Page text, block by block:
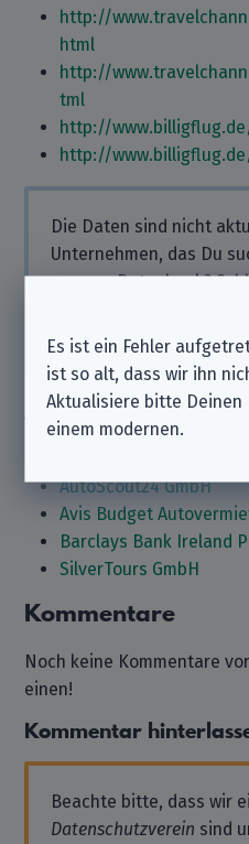
http://
html
http://
tml
http://
http://
Die Daten sind nicht
Unternehmen, das Du
unserer Datenbank?
Vielen Dank für Deine
Ähnliche
AutoScout24 GmbH
Avis Budget
Barclays Bank Ireland
SilverTours GmbH
Kommentare
Noch keine Kommentare
einen!
Kommentar
Beachte bitte, dass wir
Datenschutzverein sind
Es ist ein Fehler
ist so alt, dass wir ihn
Aktualisiere bitte Deinen
einem modernen.